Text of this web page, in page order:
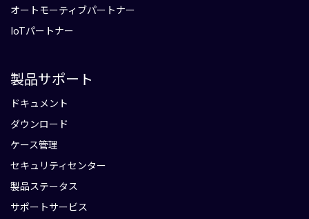
オートモーティブパートナー
IoTパートナー
製品サポート
ドキュメント
ダウンロード
ケース管理
セキュリティセンター
製品ステータス
サポートサービス